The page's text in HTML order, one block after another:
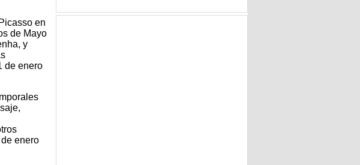
en
de Mayo
y
de enero
enero